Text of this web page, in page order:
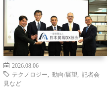
2026.08.06
テクノロジー
動向/展望
記者会
見など